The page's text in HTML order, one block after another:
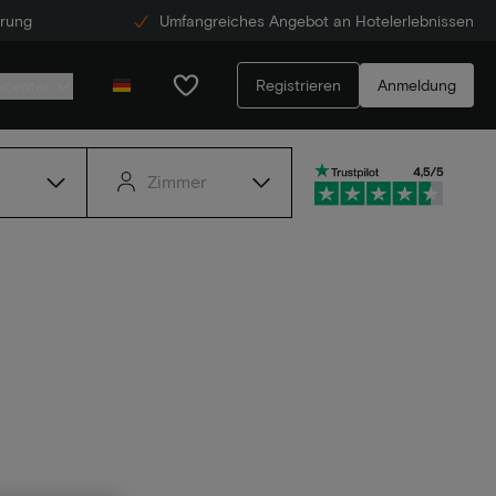
Umfangreiches Angebot an Hotelerlebnissen
Registrieren Anmeldung
Zimmer